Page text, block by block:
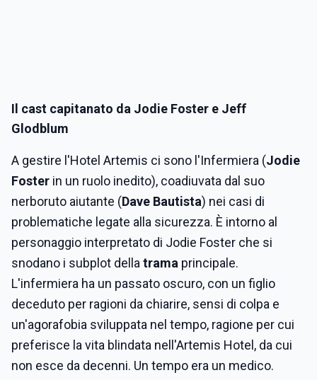
Il cast capitanato da Jodie Foster e Jeff
Glodblum
A gestire l'Hotel Artemis ci sono l'Infermiera (Jodie
Foster in un ruolo inedito), coadiuvata dal suo
nerboruto aiutante (Dave Bautista) nei casi di
problematiche legate alla sicurezza. È intorno al
personaggio interpretato di Jodie Foster che si
snodano i subplot dellatrama principale.
L'infermiera ha un passato oscuro, con un figlio
deceduto per ragioni da chiarire, sensi di colpa e
un'agorafobia sviluppata nel tempo, ragione per cui
preferisce la vita blindata nell'Artemis Hotel, da cui
non esce da decenni. Un tempo era un medico.